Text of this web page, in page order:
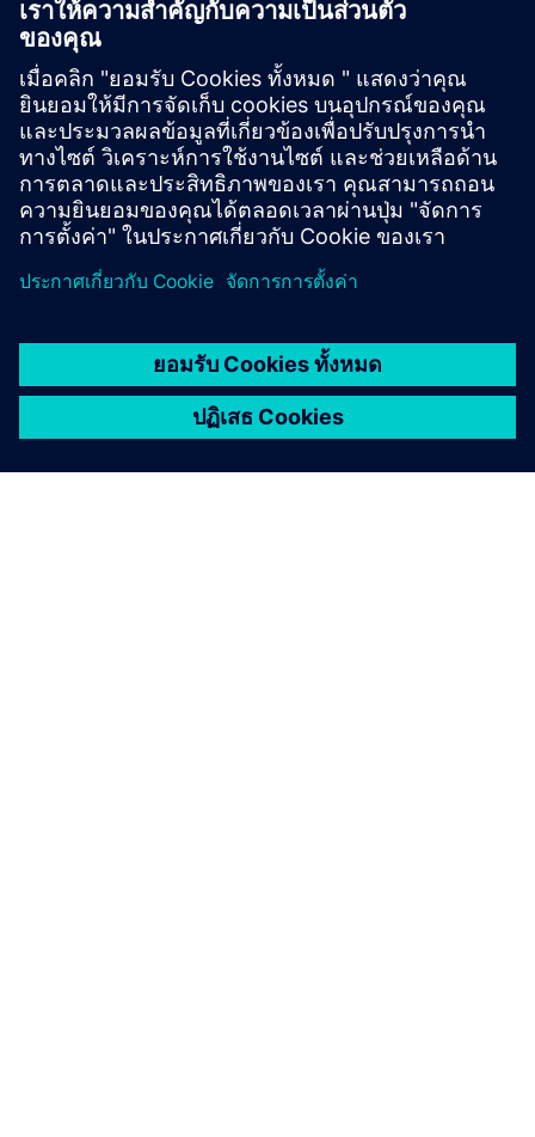
OYTEC | Homepage
OYTEC | Production performance and factory KPIs
Opcenter Execution Pharma
เงื่อนไขเบื้องต้น
Opcenter Execution Pharma